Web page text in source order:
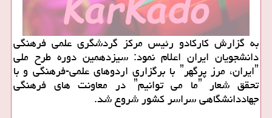
به گزارش كاركادو رئیس مركز گردشگری علمی فرهنگی
دانشجویان ایران اعلام نمود: سیزدهمین دوره طرح ملی
ˮایران، مرز پرگهرˮ با برگزاری اردوهای علمی-فرهنگی و با
تحقق شعار ˮما می توانیمˮ در معاونت های فرهنگی
جهاددانشگاهی سراسر كشور شروع شد.